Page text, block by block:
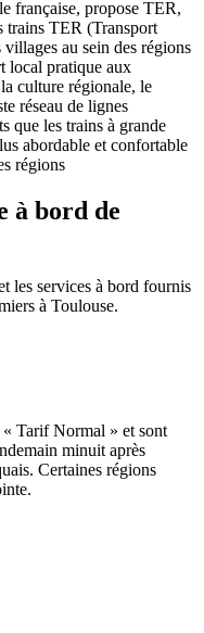
française, propose TER,
trains TER (Transport
au sein des régions
local pratique aux
culture régionale, le
réseau de lignes
que les trains à grande
abordable et confortable
régions
à bord de
les services à bord fournis
à Toulouse.
Tarif Normal » et sont
minuit après
Certaines régions